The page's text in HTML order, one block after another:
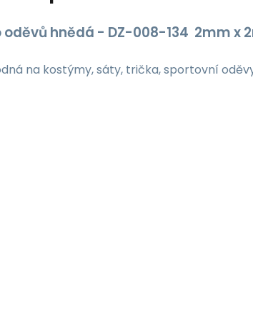
hnědá - DZ-008-134 2mm x
na kostýmy, sáty, trička, sportovní